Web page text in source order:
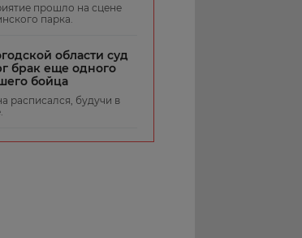
прошло на сцене
парка.
области суд
брак еще одного
бойца
расписался, будучи в